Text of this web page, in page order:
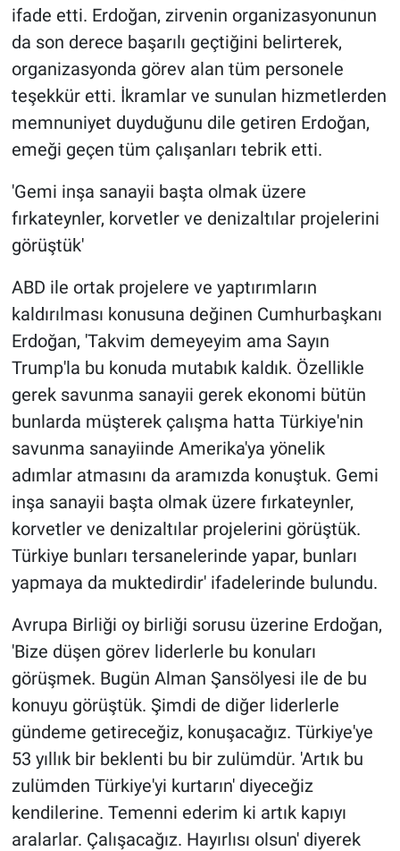
ifade etti. Erdoğan, zirvenin organizasyonunun
da son derece başarılı geçtiğini belirterek,
organizasyonda görev alan tüm personele
teşekkür etti. İkramlar ve sunulan hizmetlerden
memnuniyet duyduğunu dile getiren Erdoğan,
emeği geçen tüm çalışanları tebrik etti.
'Gemi inşa sanayii başta olmak üzere
fırkateynler, korvetler ve denizaltılar projelerini
görüştük'
ABD ile ortak projelere ve yaptırımların
kaldırılması konusuna değinen Cumhurbaşkanı
Erdoğan, 'Takvim demeyeyim ama Sayın
Trump'la bu konuda mutabık kaldık. Özellikle
gerek savunma sanayii gerek ekonomi bütün
bunlarda müşterek çalışma hatta Türkiye'nin
savunma sanayiinde Amerika'ya yönelik
adımlar atmasını da aramızda konuştuk. Gemi
inşa sanayii başta olmak üzere fırkateynler,
korvetler ve denizaltılar projelerini görüştük.
Türkiye bunları tersanelerinde yapar, bunları
yapmaya da muktedirdir' ifadelerinde bulundu.
Avrupa Birliği oy birliği sorusu üzerine Erdoğan,
'Bize düşen görev liderlerle bu konuları
görüşmek. Bugün Alman Şansölyesi ile de bu
konuyu görüştük. Şimdi de diğer liderlerle
gündeme getireceğiz, konuşacağız. Türkiye'ye
53 yıllık bir beklenti bu bir zulümdür. 'Artık bu
zulümden Türkiye'yi kurtarın' diyeceğiz
kendilerine. Temenni ederim ki artık kapıyı
aralarlar. Çalışacağız. Hayırlısı olsun' diyerek